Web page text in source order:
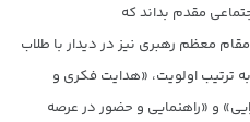
مقدم بداند که
معظم رهبری نیز در دیدار با طلاب
ترتیب اولویت، «هدایت فکری و
و «راهنمایی و حضور در عرصه